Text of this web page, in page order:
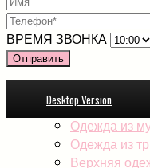
Desktop Version
ВРЕМЯ ЗВОНКА
Отправить
Конверты
Одежда из
Одежда из
Верхняя